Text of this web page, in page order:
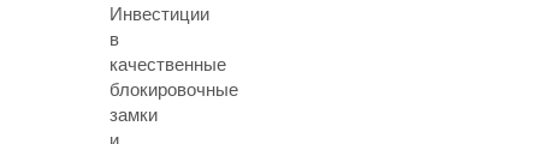
Инвестиции
в
качественные
блокировочные
замки
и